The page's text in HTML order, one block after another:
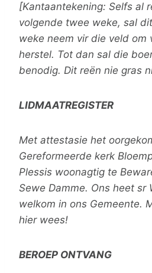
[Kantaantekening: Selfs al
volgende twee weke, sal
weke neem vir die veld om
herstel. Tot dan sal die
benodig. Dit reën nie gras
LIDMAATREGISTER
Met attestasie het
Gereformeerde kerk
Plessis woonagtig te
Sewe Damme. Ons heet sr
welkom in ons Gemeente.
hier wees!
BEROEP ONTVANG